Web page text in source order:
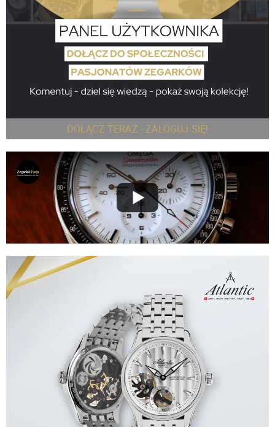
DOŁĄCZ TERAZ - ZALOGUJ SIĘ!